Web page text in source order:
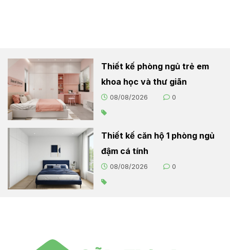
Thiết kế phòng ngủ trẻ em
khoa học và thư giãn
08/08/2026 0
Thiết kế căn hộ 1 phòng ngủ
đậm cá tính
08/08/2026 0